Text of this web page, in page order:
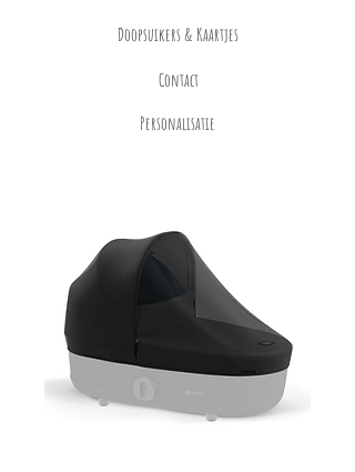
Doopsuikers & Kaartjes
Contact
Personalisatie